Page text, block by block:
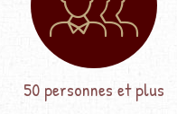
50 personnes et plus